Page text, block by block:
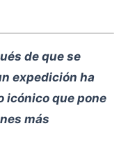
de que se
expedición ha
icónico que pone
más